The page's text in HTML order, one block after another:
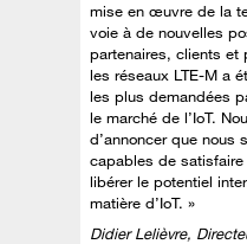
mise en œuvre de la
voie à de nouvelles
partenaires, clients et
les réseaux LTE-M a
les plus demandées
le marché de l’IoT.
d’annoncer que nous
capables de
libérer le potentiel
matière d’IoT. »
Didier Lelièvre,